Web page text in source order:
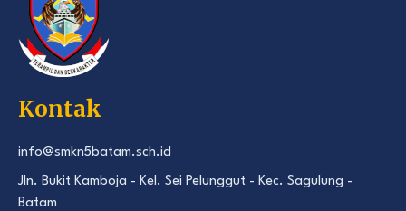
Kontak
info@smkn5batam.sch.id
Jln. Bukit Kamboja - Kel. Sei Pelunggut - Kec. Sagulung -
Batam